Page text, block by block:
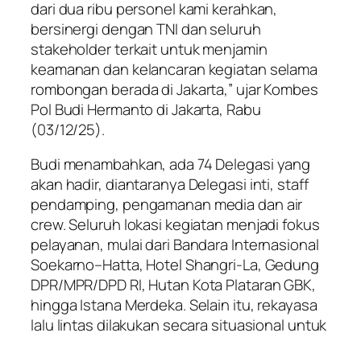
dari dua ribu personel kami kerahkan,
bersinergi dengan TNI dan seluruh
stakeholder terkait untuk menjamin
keamanan dan kelancaran kegiatan selama
rombongan berada di Jakarta,” ujar Kombes
Pol Budi Hermanto di Jakarta, Rabu
(03/12/25).
Budi menambahkan, ada 74 Delegasi yang
akan hadir, diantaranya Delegasi inti, staff
pendamping, pengamanan media dan air
crew. Seluruh lokasi kegiatan menjadi fokus
pelayanan, mulai dari Bandara Internasional
Soekarno–Hatta, Hotel Shangri-La, Gedung
DPR/MPR/DPD RI, Hutan Kota Plataran GBK,
hingga Istana Merdeka. Selain itu, rekayasa
lalu lintas dilakukan secara situasional untuk